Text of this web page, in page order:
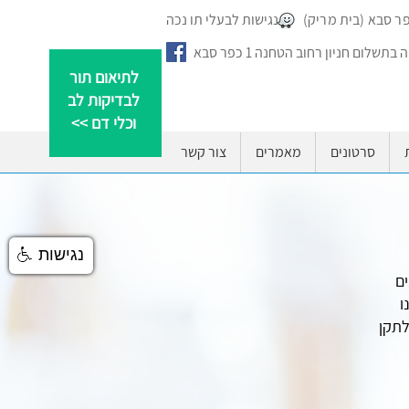
לתיאום תור
לבדיקות לב
וכלי דם >>
נגישות לבעלי תו נכה
בתשלום חניון רחוב הטחנה 1 כפר סבא
סרטונים מאמרים צור קשר
זכויות לאנשים עם מוגבלות (התאמות נגישות לשירות) התשע"ג 2013, לתקן
נגישות